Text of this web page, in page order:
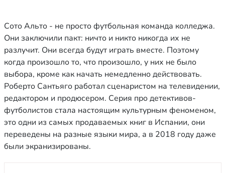
Сото Альто - не просто футбольная команда колледжа.
Они заключили пакт: ничто и никто никогда их не
разлучит. Они всегда будут играть вместе. Поэтому
когда произошло то, что произошло, у них не было
выбора, кроме как начать немедленно действовать.
Роберто Сантьяго работал сценаристом на телевидении,
редактором и продюсером. Серия про детективов-
футболистов стала настоящим культурным феноменом,
это одни из самых продаваемых книг в Испании, они
переведены на разные языки мира, а в 2018 году даже
были экранизированы.